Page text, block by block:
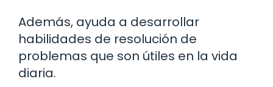
Además, ayuda a desarrollar
habilidades de resolución de
problemas que son útiles en la vida
diaria.